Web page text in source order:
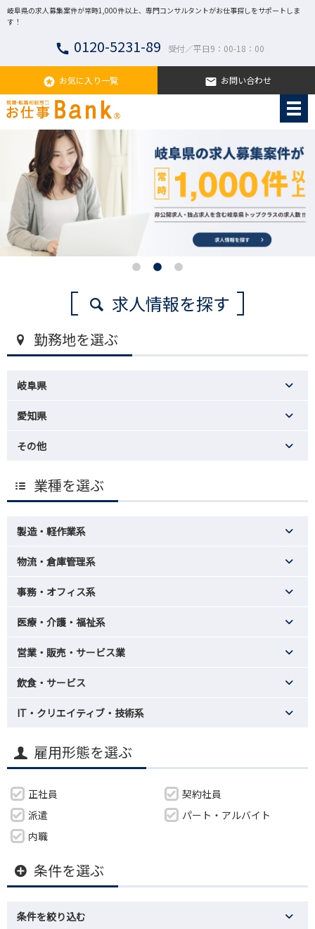
岐阜県の求人募集案件が常時1,000件以上、専門コンサルタントがお仕事探しをサポートしま
す！
call 0120-5231-89 受付／平日9：00-18：00
stars お気に入り一覧 email お問い合わせ
求人情報を探す
勤務地を選ぶ
岐阜県
愛知県
その他
業種を選ぶ
製造・軽作業系
物流・倉庫管理系
事務・オフィス系
医療・介護・福祉系
営業・販売・サービス業
飲食・サービス
IT・クリエイティブ・技術系
雇用形態を選ぶ
正社員
契約社員
派遣
パート・アルバイト
内職
条件を選ぶ
条件を絞り込む